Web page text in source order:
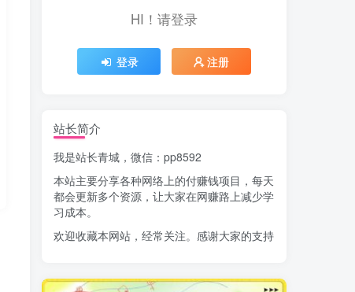
HI！请登录
登录 注册
站长简介
我是站长青城，微信：pp8592
本站主要分享各种网络上的付赚钱项目，每天
都会更新多个资源，让大家在网赚路上减少学
习成本。
欢迎收藏本网站，经常关注。感谢大家的支持